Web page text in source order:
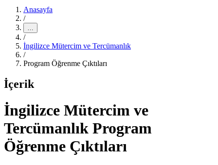
Anasayfa
/
…
/
İngilizce Mütercim ve Tercümanlık
/
Program Öğrenme Çıktıları
İçerik
İngilizce Mütercim ve
Tercümanlık Program
Öğrenme Çıktıları